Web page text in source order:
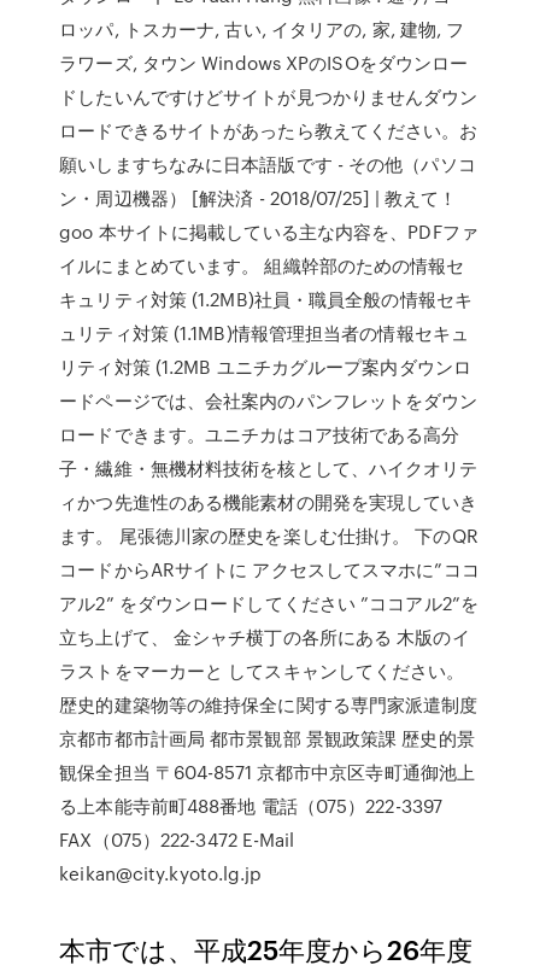
ロッパ, トスカーナ, 古い, イタリアの, 家, 建物, フ
ラワーズ, タウン Windows XPのISOをダウンロー
ドしたいんですけどサイトが見つかりませんダウン
ロードできるサイトがあったら教えてください。お
願いしますちなみに日本語版です - その他（パソコ
ン・周辺機器） [解決済 - 2018/07/25] | 教えて！
goo 本サイトに掲載している主な内容を、PDFファ
イルにまとめています。 組織幹部のための情報セ
キュリティ対策 (1.2MB)社員・職員全般の情報セキ
ュリティ対策 (1.1MB)情報管理担当者の情報セキュ
リティ対策 (1.2MB ユニチカグループ案内ダウンロ
ードページでは、会社案内のパンフレットをダウン
ロードできます。ユニチカはコア技術である高分
子・繊維・無機材料技術を核として、ハイクオリテ
ィかつ先進性のある機能素材の開発を実現していき
ます。 尾張徳川家の歴史を楽しむ仕掛け。 下のQR
コードからARサイトに アクセスしてスマホに”ココ
アル2” をダウンロードしてください ”ココアル2”を
立ち上げて、 金シャチ横丁の各所にある 木版のイ
ラストをマーカーと してスキャンしてください。
歴史的建築物等の維持保全に関する専門家派遣制度
京都市都市計画局 都市景観部 景観政策課 歴史的景
観保全担当 〒604-8571 京都市中京区寺町通御池上
る上本能寺前町488番地 電話（075）222-3397
FAX（075）222-3472 E-Mail
keikan@city.kyoto.lg.jp
本市では、平成25年度から26年度